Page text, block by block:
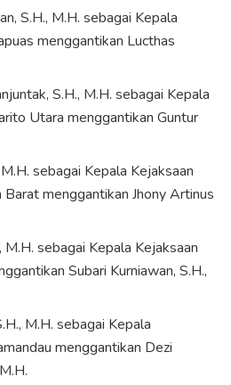
S.H., M.H. sebagai Kepala
menggantikan Lucthas
S.H., M.H. sebagai Kepala
Utara menggantikan Guntur
sebagai Kepala Kejaksaan
menggantikan Jhony Artinus
sebagai Kepala Kejaksaan
Subari Kurniawan, S.H.,
M.H. sebagai Kepala
menggantikan Dezi